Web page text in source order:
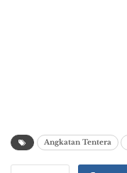
Angkatan Tentera